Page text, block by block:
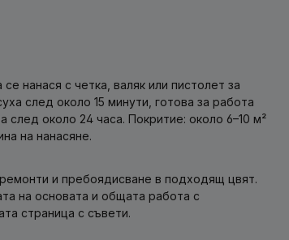
нанася с четка, валяк или пистолет за
след около 15 минути, готова за работа
около 24 часа. Покритие: около 6–10 м²
на нанасяне.
и пребоядисване в подходящ цвят.
на основата и общата работа с
страница с съвети.